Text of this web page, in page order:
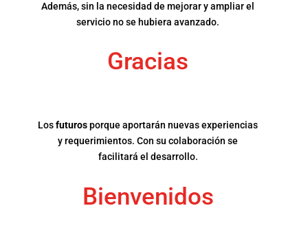
Además, sin la necesidad de mejorar y ampliar el
servicio no se hubiera avanzado.
Gracias
Losfuturosporque aportarán nuevas experiencias
y requerimientos. Con su colaboración se
facilitará el desarrollo.
Bienvenidos